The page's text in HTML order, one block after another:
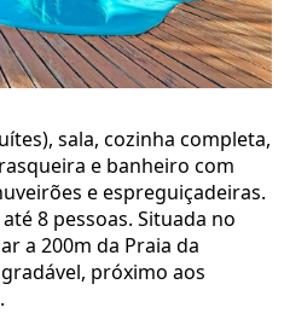
sala, cozinha completa,
e banheiro com
e espreguiçadeiras.
8 pessoas. Situada no
a 200m da Praia da
próximo aos